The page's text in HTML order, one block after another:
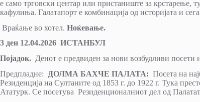
е само трговски центар или пристаниште за крстарење,
кафулиња. Галатапорт е комбинација од историјата и
Враќање во хотел. Ноќевање.
3 ден 12.04.2026 ИСТАНБУЛ
Појадок. Денот е предвиден за нови возбудливи посети
Предпладне:
ДОЛМА БАXЧЕ ПАЛАТА: Посета на
Резиденција на Султаните од 1853 г. до 1922 г. Тука
Ататурк. Се посетува Резиденционалниот дел од